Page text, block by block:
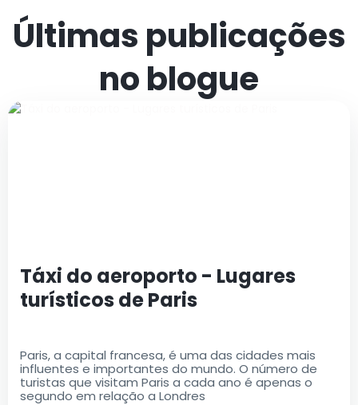
Últimas publicações
no blogue
Táxi do aeroporto - Lugares
turísticos de Paris
Paris, a capital francesa, é uma das cidades mais
influentes e importantes do mundo. O número de
turistas que visitam Paris a cada ano é apenas o
segundo em relação a Londres